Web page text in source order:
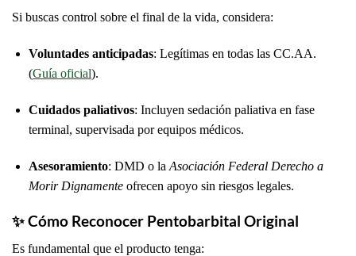
Si buscas control sobre el final de la vida, considera:
Voluntades anticipadas: Legítimas en todas las CC.AA.
(Guía oficial).
Cuidados paliativos: Incluyen sedación paliativa en fase
terminal, supervisada por equipos médicos.
Asesoramiento: DMD o la Asociación Federal Derecho a
Morir Dignamenteofrecen apoyo sin riesgos legales.
✨ Cómo Reconocer Pentobarbital Original
Es fundamental que el producto tenga: